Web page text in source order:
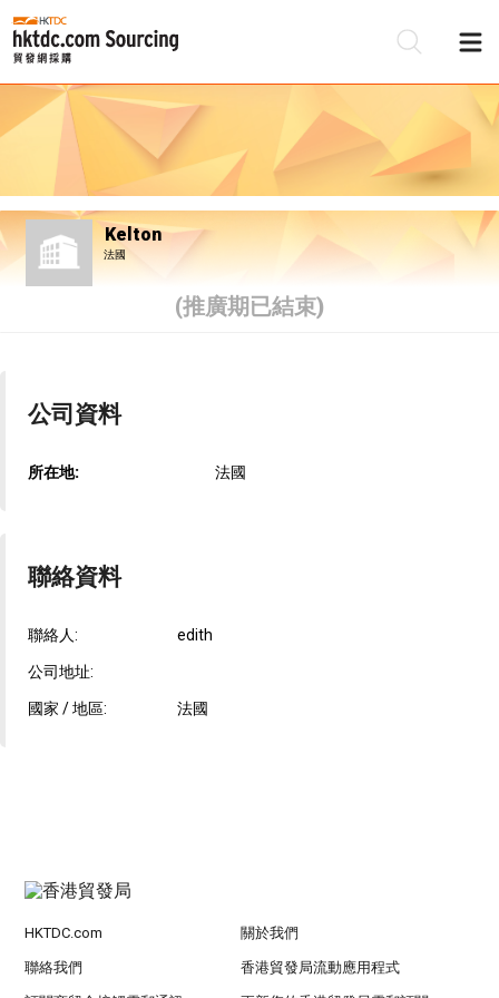
Kelton
法國
(推廣期已結束)
公司資料
所在地: 法國
聯絡資料
聯絡人: edith
公司地址:
國家 / 地區: 法國
HKTDC.com 關於我們
聯絡我們 香港貿發局流動應用程式